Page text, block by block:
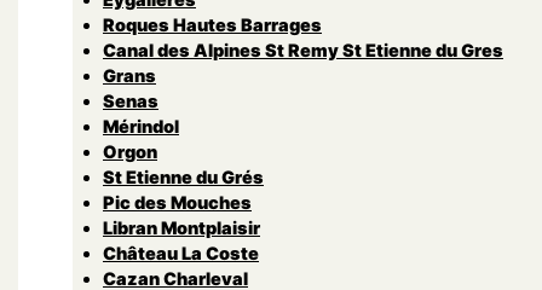
Roques Hautes Barrages
Canal des Alpines St Remy St Etienne du Gres
Grans
Senas
Mérindol
Orgon
St Etienne du Grés
Pic des Mouches
Libran Montplaisir
Château La Coste
Cazan Charleval